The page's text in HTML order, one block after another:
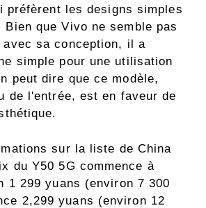
préfèrent les designs simples
Bien que Vivo ne semble pas
sa conception, il a
simple pour une utilisation
peut dire que ce modèle,
de l'entrée, est en faveur de
sur la liste de China
du Y50 5G commence à
1 299 yuans (environ 7 300
2,299 yuans (environ 12